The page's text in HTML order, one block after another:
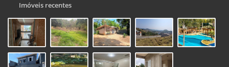
Imóveis recentes